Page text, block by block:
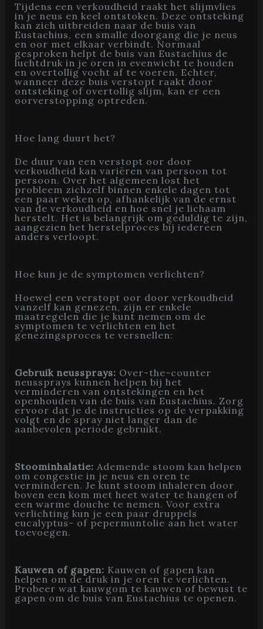
Tijdens een verkoudheid raakt het slijmvlies
in je neus en keel ontstoken. Deze ontsteking
kan zich uitbreiden naar de buis van
Eustachius, een smalle doorgang die je neus
en oor met elkaar verbindt. Normaal
gesproken helpt de buis van Eustachius de
luchtdruk in je oren in evenwicht te houden
en overtollig vocht af te voeren. Echter,
wanneer deze buis verstopt raakt door
ontsteking of overtollig slijm, kan er een
oorverstopping optreden.
Hoe lang duurt het?
De duur van een verstopt oor door
verkoudheid kan variëren van persoon tot
persoon. Over het algemeen lost het
probleem zichzelf binnen enkele dagen tot
een paar weken op, afhankelijk van de ernst
van de verkoudheid en hoe snel je lichaam
herstelt. Het is belangrijk om geduldig te zijn,
aangezien het herstelproces bij iedereen
anders verloopt.
Hoe kun je de symptomen verlichten?
Hoewel een verstopt oor door verkoudheid
vanzelf kan genezen, zijn er enkele
maatregelen die je kunt nemen om de
symptomen te verlichten en het
genezingsproces te versnellen:
Gebruik neussprays: Over-the-counter
neussprays kunnen helpen bij het
verminderen van ontstekingen en het
openhouden van de buis van Eustachius. Zorg
ervoor dat je de instructies op de verpakking
volgt en de spray niet langer dan de
aanbevolen periode gebruikt.
Stoominhalatie: Ademende stoom kan helpen
om congestie in je neus en oren te
verminderen. Je kunt stoom inhaleren door
boven een kom met heet water te hangen of
een warme douche te nemen. Voor extra
verlichting kun je een paar druppels
eucalyptus- of pepermuntolie aan het water
toevoegen.
Kauwen of gapen: Kauwen of gapen kan
helpen om de druk in je oren te verlichten.
Probeer wat kauwgom te kauwen of bewust te
gapen om de buis van Eustachius te openen.